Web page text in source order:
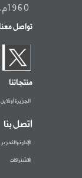
1960م.
تواصل
منتجاتنا
الجزيرة أونلاين
اتصل بنا
الإدارة والتحرير
الاشتراكات